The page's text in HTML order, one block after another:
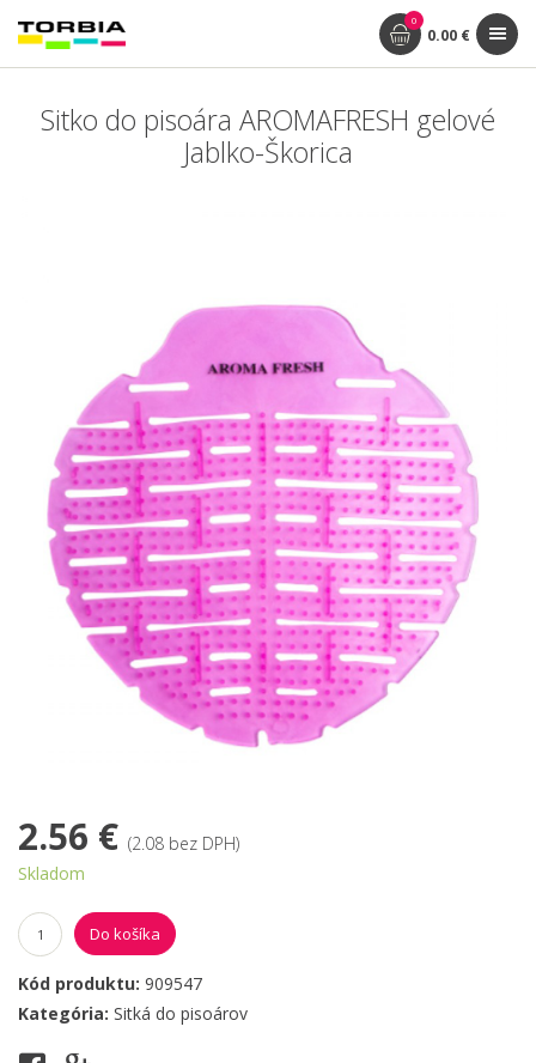
0
0.00 €
Sitko do pisoára AROMAFRESH gelové
Jablko-Škorica
2.56 € (2.08 bez DPH)
Skladom
Do košíka
Kód produktu: 909547
Kategória: Sitká do pisoárov